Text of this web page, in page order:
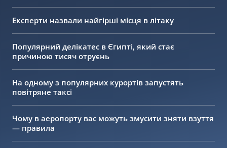
Експерти назвали найгірші місця в літаку
Популярний делікатес в Єгипті, який стає
причиною тисяч отруєнь
На одному з популярних курортів запустять
повітряне таксі
Чому в аеропорту вас можуть змусити зняти взуття
— правила